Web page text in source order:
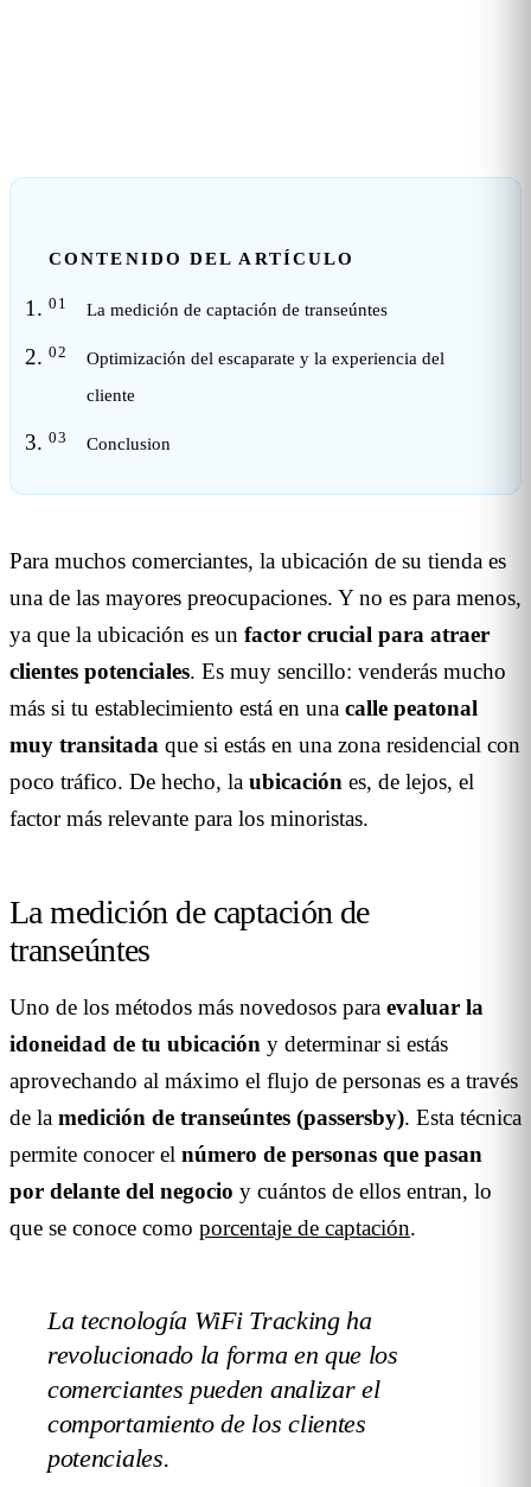
CONTENIDO DEL ARTÍCULO
La medición de captación de transeúntes
Optimización del escaparate y la experiencia del
cliente
Conclusion
Para muchos comerciantes, la ubicación de su tienda es
una de las mayores preocupaciones. Y no es para menos,
ya que la ubicación es un factor crucial para atraer
clientes potenciales. Es muy sencillo: venderás mucho
más si tu establecimiento está en una calle peatonal
muy transitada que si estás en una zona residencial con
poco tráfico. De hecho, la ubicación es, de lejos, el
factor más relevante para los minoristas.
La medición de captación de
transeúntes
Uno de los métodos más novedosos para evaluar la
idoneidad de tu ubicación y determinar si estás
aprovechando al máximo el flujo de personas es a través
de la medición de transeúntes (passersby). Esta técnica
permite conocer el número de personas que pasan
por delante del negocio y cuántos de ellos entran, lo
que se conoce como porcentaje de captación.
La tecnología WiFi Tracking ha
revolucionado la forma en que los
comerciantes pueden analizar el
comportamiento de los clientes
potenciales.